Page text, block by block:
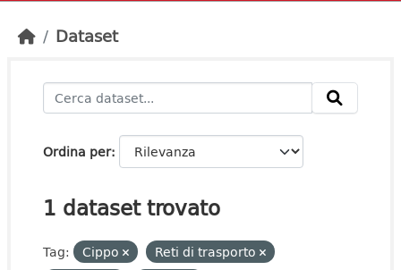
Dataset
Ordina per
1 dataset trovato
Tag: Cippo
Reti di trasporto